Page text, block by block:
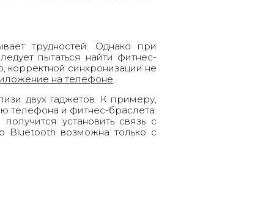
трудностей. Однако при
пытаться найти фитнес-
синхронизации не
на телефоне.
двух гаджетов. К примеру,
телефона и фитнес-браслета.
установить связь с
Bluetooth возможна только с